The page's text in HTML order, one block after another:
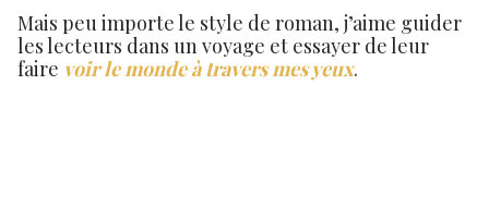
Mais peu importe le style de roman, j’aime guider
les lecteurs dans un voyage et essayer de leur
faire voir lemonde à travers mes yeux.